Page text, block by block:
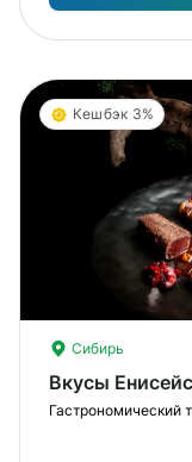
Кешбэк 3%
Сибирь
Вкусы
Гастрономический